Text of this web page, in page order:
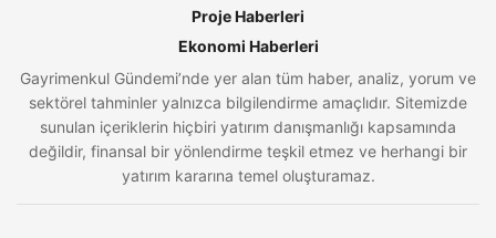
Proje Haberleri
Ekonomi Haberleri
Gayrimenkul Gündemi’nde yer alan tüm haber, analiz, yorum ve
sektörel tahminler yalnızca bilgilendirme amaçlıdır. Sitemizde
sunulan içeriklerin hiçbiri yatırım danışmanlığı kapsamında
değildir, finansal bir yönlendirme teşkil etmez ve herhangi bir
yatırım kararına temel oluşturamaz.